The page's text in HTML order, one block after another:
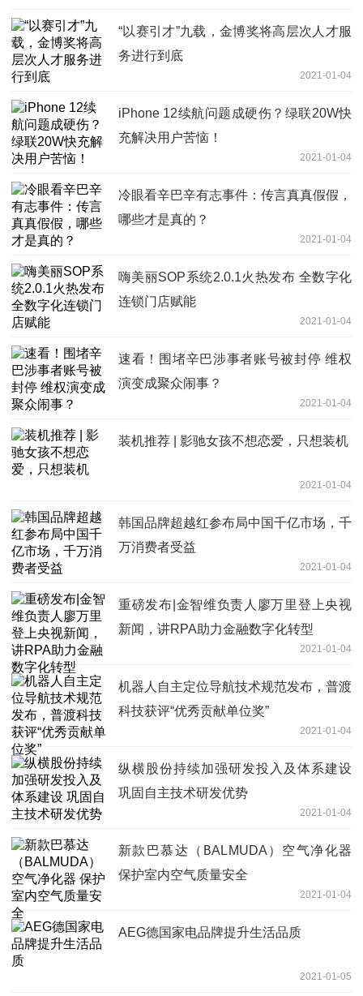
“以赛引才”九载，金博奖将高层次人才服
务进行到底
2021-01-04
iPhone 12续航问题成硬伤？绿联20W快
充解决用户苦恼！
2021-01-04
冷眼看辛巴辛有志事件：传言真真假假，
哪些才是真的？
2021-01-04
嗨美丽SOP系统2.0.1火热发布 全数字化
连锁门店赋能
2021-01-04
速看！围堵辛巴涉事者账号被封停 维权
演变成聚众闹事？
2021-01-04
装机推荐 | 影驰女孩不想恋爱，只想装机
2021-01-04
韩国品牌超越红参布局中国千亿市场，千
万消费者受益
2021-01-04
重磅发布|金智维负责人廖万里登上央视
新闻，讲RPA助力金融数字化转型
2021-01-04
机器人自主定位导航技术规范发布，普渡
科技获评“优秀贡献单位奖”
2021-01-04
纵横股份持续加强研发投入及体系建设
巩固自主技术研发优势
2021-01-04
新款巴慕达（BALMUDA）空气净化器
保护室内空气质量安全
2021-01-04
AEG德国家电品牌提升生活品质
2021-01-05